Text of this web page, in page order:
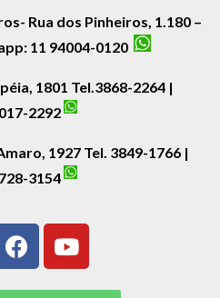
Rua dos Pinheiros, 1.180 –
11 94004-0120
1801 Tel.3868-2264 |
2292
1927 Tel. 3849-1766 |
3154